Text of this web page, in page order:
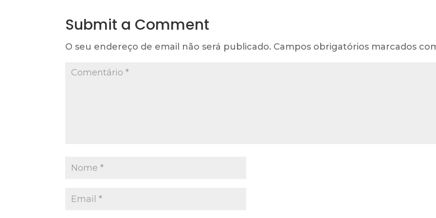
Submit a Comment
O seu endereço de email não será publicado. Campos obrigatórios marcados